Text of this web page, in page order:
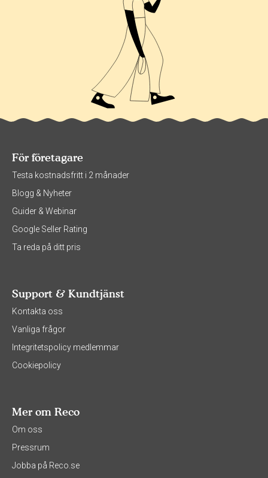
För företagare
Testa kostnadsfritt i 2 månader
Blogg & Nyheter
Guider & Webinar
Google Seller Rating
Ta reda på ditt pris
Support & Kundtjänst
Kontakta oss
Vanliga frågor
Integritetspolicy medlemmar
Cookiepolicy
Mer om Reco
Om oss
Pressrum
Jobba på Reco.se